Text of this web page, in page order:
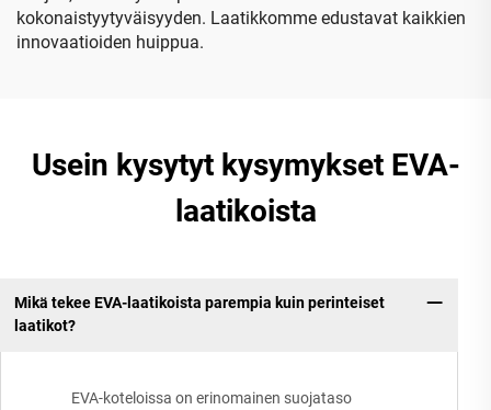
kokonaistyytyväisyyden. Laatikkomme edustavat kaikkien
innovaatioiden huippua.
Usein kysytyt kysymykset EVA-
laatikoista
Mikä tekee EVA-laatikoista parempia kuin perinteiset
laatikot?
EVA-koteloissa on erinomainen suojataso